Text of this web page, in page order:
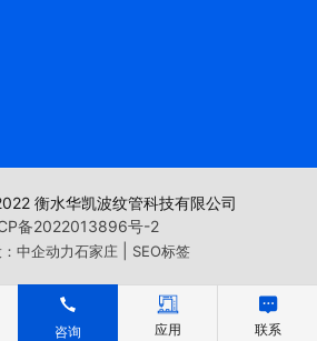
咨询 应用 联系
衡水华凯波纹管科技有限公司
备2022013896号-2
中企动力石家庄 SEO标签